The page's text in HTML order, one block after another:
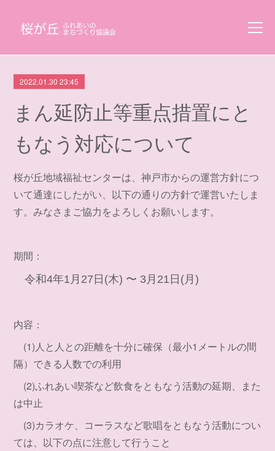
2022.01.30 23:45
まん延防止等重点措置にと
もなう対応について
桜が丘地域福祉センターは、神戸市からの運営方針につ
いて通達にしたがい、以下の通りの方針で運営いたしま
す。みなさまご協力をよろしくお願いします。
期間：
令和4年1月27日(木) 〜 3月21日(月)
内容：
(1)人と人との距離を十分に確保（最小1メートルの間
隔）できる人数での利用
(2)ふれあい喫茶など飲食をともなう活動の延期、また
は中止
(3)カラオケ、コーラスなど歌唱をともなう活動につい
ては、以下の点に注意して行うこと